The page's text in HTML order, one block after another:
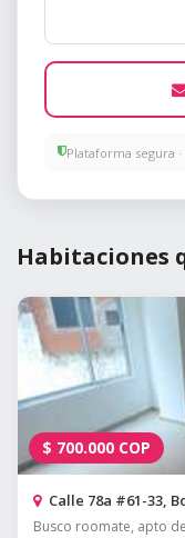
Plataforma segura
Habitaciones
$ 700.000 COP
Calle 78a #61-33,
Busco roomate, apto